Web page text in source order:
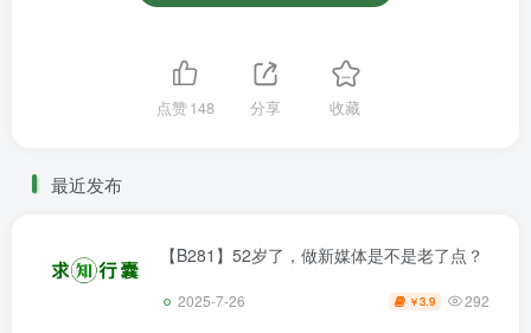
点赞148 分享 收藏
最近发布
【B281】52岁了，做新媒体是不是老了点？
2025-7-26 ￥3.9 292